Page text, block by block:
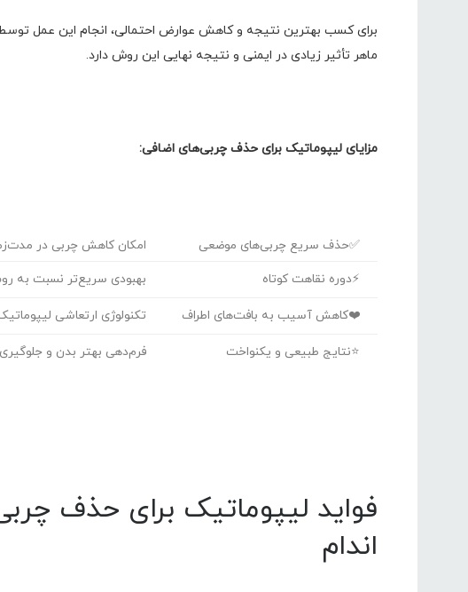
برای کسب بهترین نتیجه و کاهش عوارض احتمالی، انجام این عمل
ماهر تأثیر زیادی در ایمنی و نتیجه نهایی این روش دارد.
مزایای لیپوماتیک برای حذف چربی‌های اضافی:
✅حذف سریع چربی‌های موضعی
امکان کاهش چربی در
⚡دوره نقاهت کوتاه
بهبودی سریع‌تر نسبت به
❤️کاهش آسیب به بافت‌های اطراف تکنولوژی ارتعاشی
⭐نتایج طبیعی و یکنواخت فرم‌دهی بهتر بدن و
فواید لیپوماتیک برای حذف
اندام